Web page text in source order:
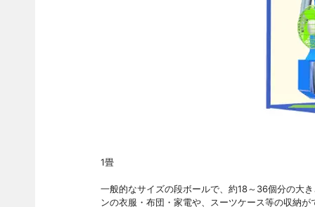
1畳
一般的なサイズの段ボールで、約18～36個分の大
ンの衣服・布団・家電や、スーツケース等の収納が